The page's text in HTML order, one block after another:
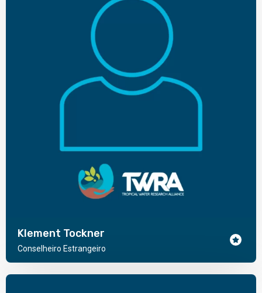
Klement Tockner
Conselheiro Estrangeiro